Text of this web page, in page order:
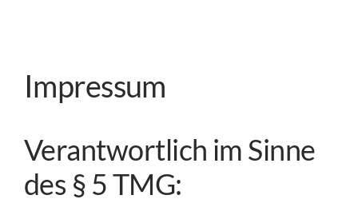
Impressum
Verantwortlich im Sinne
des § 5 TMG: